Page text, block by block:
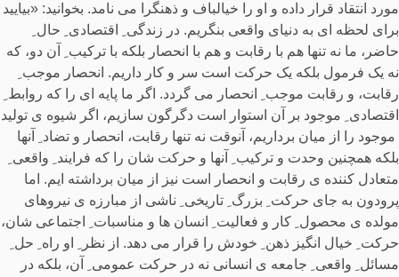
مورد انتقاد قرار داده و او را خیالباف و ذهنگرا می نامد. بخوانید: «بیایید
برای لحظه ای به دنیای واقعی بنگریم. در زندگی ِ اقتصادی ِ حال ِ
حاضر، ما نه تنها هم با رقابت و هم با انحصار بلکه با ترکیب ِ آن دو، که
نه یک فرمول بلکه یک حرکت است سر و کار داریم. انحصار موجب ِ
رقابت، و رقابت موجب ِ انحصار می گردد. اگر ما پایه ای را که روابط ِ
اقتصادی ِ موجود بر آن استوار است دگرگون سازیم، اگر شیوه ی تولید
ِ موجود را از میان برداریم، آنوقت نه تنها رقابت، انحصار و تضاد ِ آنها
بلکه همچنین وحدت و ترکیب ِ آنها و حرکت شان را که فرایند ِ واقعی ِ
متعادل کننده ی رقابت و انحصار است نیز از میان برداشته ایم. اما
پرودون به جای حرکت ِ بزرگ ِ تاریخی ِ ناشی از مبارزه ی نیروهای
مولده ی محصول ِ کار و فعالیت ِ انسان ها و مناسبات ِ اجتماعی شان،
حرکت ِ خیال انگیز ذهن ِ خودش را قرار می دهد. از نظر ِ او راه ِ حل ِ
مسائل ِ واقعی ِ جامعه ی انسانی نه در حرکت عمومی ِ آن، بلکه در